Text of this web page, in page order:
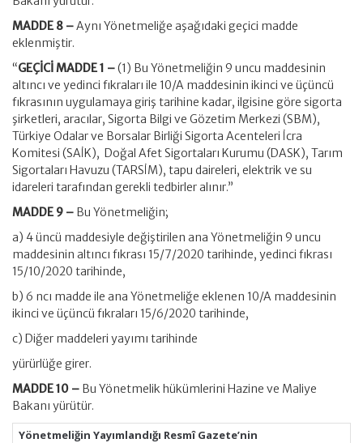
MADDE 8 –Aynı Yönetmeliğe aşağıdaki geçici madde
eklenmiştir.
“GEÇİCİ MADDE 1 –(1) Bu Yönetmeliğin 9 uncu maddesinin
altıncı ve yedinci fıkraları ile 10/A maddesinin ikinci ve üçüncü
fıkrasının uygulamaya giriş tarihine kadar, ilgisine göre sigorta
şirketleri, aracılar, Sigorta Bilgi ve Gözetim Merkezi (SBM),
Türkiye Odalar ve Borsalar Birliği Sigorta Acenteleri İcra
Komitesi (SAİK), Doğal Afet Sigortaları Kurumu (DASK), Tarım
Sigortaları Havuzu (TARSİM), tapu daireleri, elektrik ve su
idareleri tarafından gerekli tedbirler alınır.”
MADDE 9 – Bu Yönetmeliğin;
a) 4 üncü maddesiyle değiştirilen ana Yönetmeliğin 9 uncu
maddesinin altıncı fıkrası 15/7/2020 tarihinde, yedinci fıkrası
15/10/2020 tarihinde,
b) 6 ncı madde ile ana Yönetmeliğe eklenen 10/A maddesinin
ikinci ve üçüncü fıkraları 15/6/2020 tarihinde,
c) Diğer maddeleri yayımı tarihinde
yürürlüğe girer.
MADDE 10 – Bu Yönetmelik hükümlerini Hazine ve Maliye
Bakanı yürütür.
Yönetmeliğin Yayımlandığı Resmî Gazete’nin